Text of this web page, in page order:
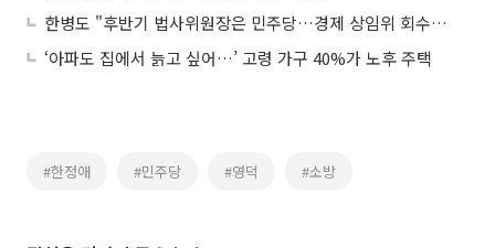
한병도 "후반기 법사위원장은 민주당…경제 상임위 회수도 검토"
‘아파도 집에서 늙고 싶어…’ 고령 가구 40%가 노후 주택
#한정애 #민주당 #영덕 #소방